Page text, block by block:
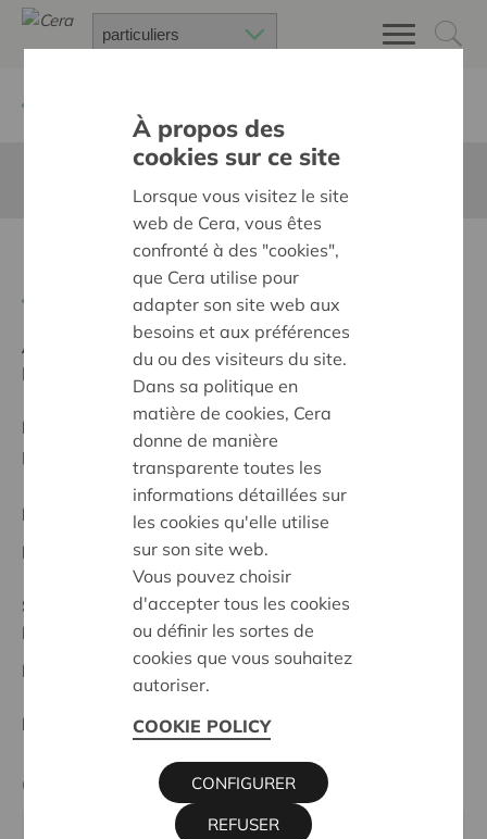
Picknick Puyenbroeck
Ambition:
Une société solidaire et respectueuse, sans
barrières
Programme:
Offrir à tous les mêmes chances de
participer à part entière, égale et active à la société
Projet régional
Date de début:07/05/2026
Statut:
Lokeren-Dendermonde
Date de décision:07/05/2026
Décision: Approuvé
Cera contact
À propos des
cookies sur ce site
Lorsque vous visitez le site
web de Cera, vous êtes
confronté à des "cookies",
que Cera utilise pour
adapter son site web aux
besoins et aux préférences
du ou des visiteurs du site.
Dans sa politique en
matière de cookies, Cera
donne de manière
transparente toutes les
informations détaillées sur
les cookies qu'elle utilise
sur son site web.
Vous pouvez choisir
d'accepter tous les cookies
ou définir les sortes de
cookies que vous souhaitez
autoriser.
COOKIE POLICY
REFUSER
CONFIGURER